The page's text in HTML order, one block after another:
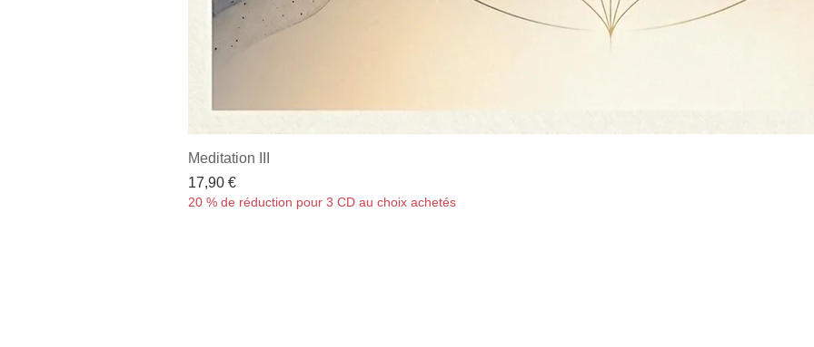
Meditation III
Prix
17,90 €
20 % de réduction pour 3 CD au choix achetés